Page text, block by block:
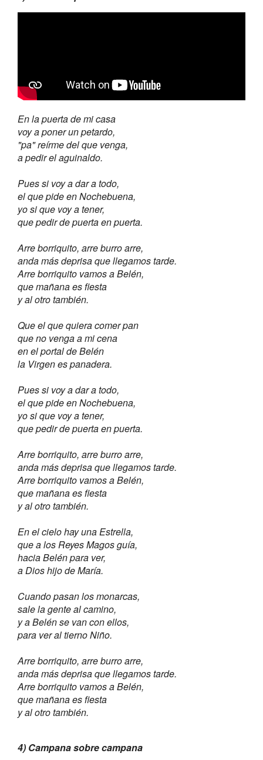
En la puerta de mi casa
voy a poner un petardo,
"pa" reírme del que venga,
a pedir el aguinaldo.
Pues si voy a dar a todo,
el que pide en Nochebuena,
yo si que voy a tener,
que pedir de puerta en puerta.
Arre borriquito, arre burro arre,
anda más deprisa que llegamos tarde.
Arre borriquito vamos a Belén,
que mañana es fiesta
y al otro también.
Que el que quiera comer pan
que no venga a mi cena
en el portal de Belén
la Virgen es panadera.
Pues si voy a dar a todo,
el que pide en Nochebuena,
yo si que voy a tener,
que pedir de puerta en puerta.
Arre borriquito, arre burro arre,
anda más deprisa que llegamos tarde.
Arre borriquito vamos a Belén,
que mañana es fiesta
y al otro también.
En el cielo hay una Estrella,
que a los Reyes Magos guía,
hacia Belén para ver,
a Dios hijo de María.
Cuando pasan los monarcas,
sale la gente al camino,
y a Belén se van con ellos,
para ver al tierno Niño.
Arre borriquito, arre burro arre,
anda más deprisa que llegamos tarde.
Arre borriquito vamos a Belén,
que mañana es fiesta
y al otro también.
4) Campana sobre campana